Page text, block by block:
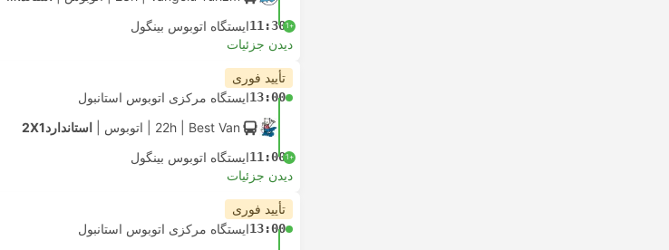
+1
11:30ایستگاه اتوبوس بینگول
دیدن جزئیات
تأیید فوری
13:00ایستگاه مرکزی اتوبوس استانبول
22h | Best Van اتوبوس استاندارد2X1
+1
11:00ایستگاه اتوبوس بینگول
دیدن جزئیات
تأیید فوری
13:00ایستگاه مرکزی اتوبوس استانبول